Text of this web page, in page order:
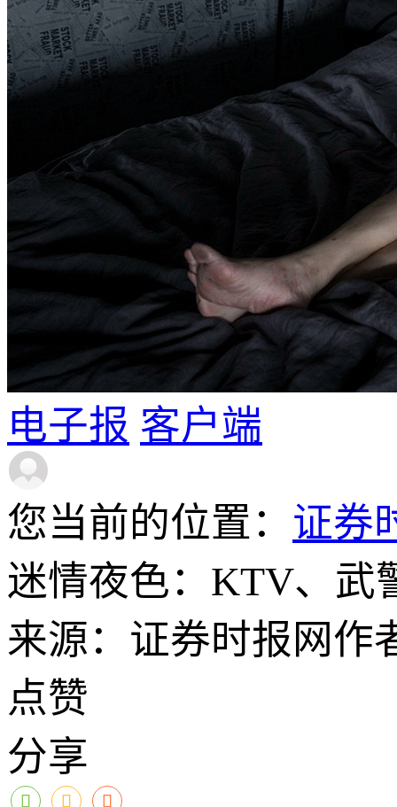
电子报 客户端
您当前的位置： 证券
迷情夜色：KTV、武
来源：证券时报网作
点赞
分享